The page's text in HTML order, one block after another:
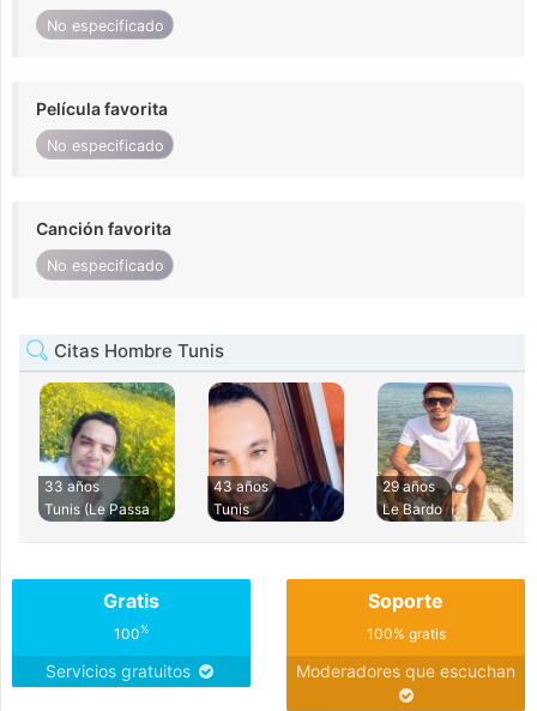
No especificado
Película favorita
No especificado
Canción favorita
No especificado
Citas Hombre Tunis
33 años
Tunis (Le Passa
43 años
Tunis
29 años
Le Bardo
Gratis
100%
Servicios gratuitos
Soporte
100% gratis
Moderadores que escuchan